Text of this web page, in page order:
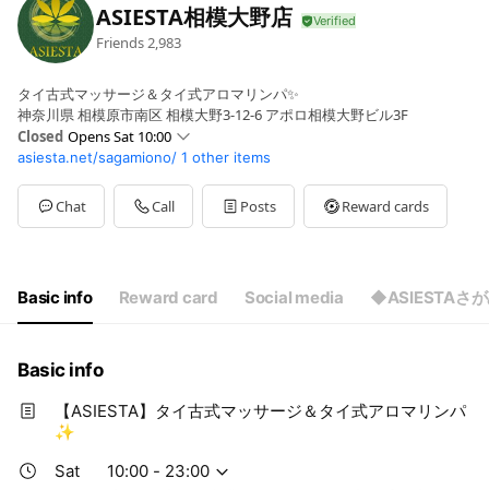
ASIESTA相模大野店
Friends2,983
タイ古式マッサージ＆タイ式アロマリンパ✨
神奈川県 相模原市南区 相模大野3-12-6 アポロ相模大野ビル3F
Closed Opens Sat 10:00
Sun10:00 - 23:00
MonClosed
Tue10:00 - 23:00
Wed10:00 - 23:00
10:00 - 23:00
毎日10時～23時まで営業☆WEB予約24時間受付中♪
asiesta.net/sagamiono/ 1 other items
Chat Call Posts Reward cards
Basic info Reward card Social media ◆ASIESTAさ
Basic info
【ASIESTA】タイ古式マッサージ＆タイ式アロマリンパ
✨
Sat
10:00 - 23:00